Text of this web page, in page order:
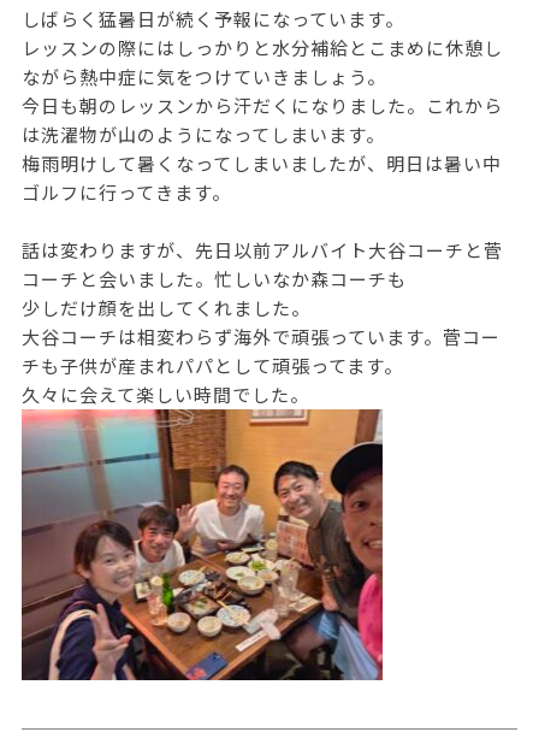
しばらく猛暑日が続く予報になっています。
レッスンの際にはしっかりと水分補給とこまめに休憩し
ながら熱中症に気をつけていきましょう。
今日も朝のレッスンから汗だくになりました。これから
は洗濯物が山のようになってしまいます。
梅雨明けして暑くなってしまいましたが、明日は暑い中
ゴルフに行ってきます。
話は変わりますが、先日以前アルバイト大谷コーチと菅
コーチと会いました。忙しいなか森コーチも
少しだけ顔を出してくれました。
大谷コーチは相変わらず海外で頑張っています。菅コー
チも子供が産まれパパとして頑張ってます。
久々に会えて楽しい時間でした。